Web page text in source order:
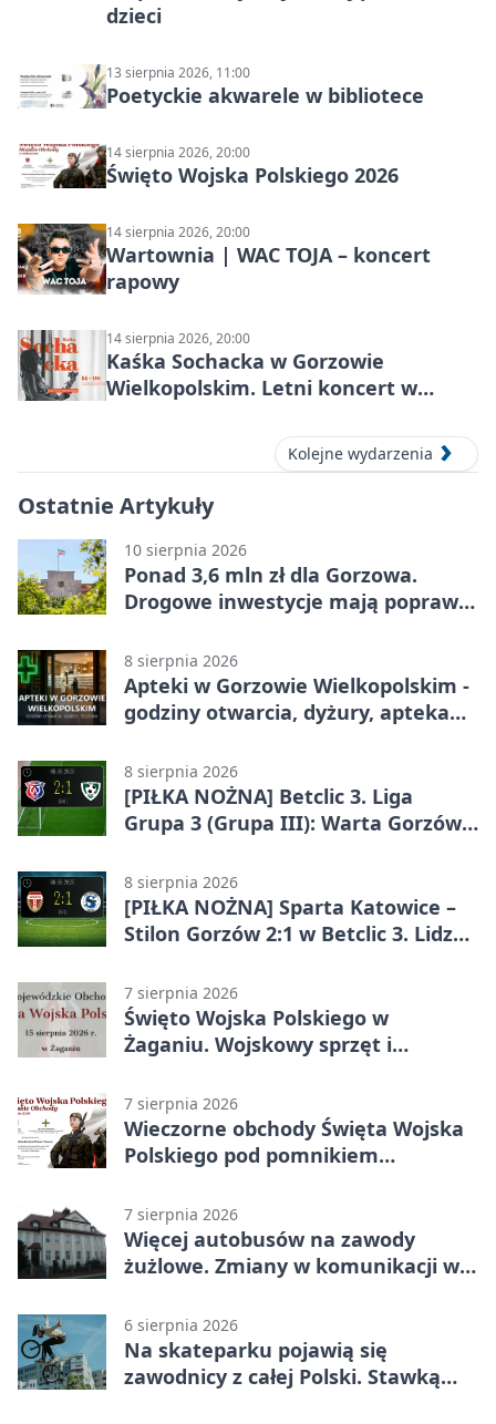
dzieci
13 sierpnia 2026, 11:00
Poetyckie akwarele w bibliotece
14 sierpnia 2026, 20:00
Święto Wojska Polskiego 2026
14 sierpnia 2026, 20:00
Wartownia | WAC TOJA – koncert
rapowy
14 sierpnia 2026, 20:00
Kaśka Sochacka w Gorzowie
Wielkopolskim. Letni koncert w
Kolejne wydarzenia
Ostatnie Artykuły
10 sierpnia 2026
Ponad 3,6 mln zł dla Gorzowa.
Drogowe inwestycje mają poprawić
8 sierpnia 2026
Apteki w Gorzowie Wielkopolskim -
godziny otwarcia, dyżury, apteka
8 sierpnia 2026
[PIŁKA NOŻNA] Betclic 3. Liga
Grupa 3 (Grupa III): Warta Gorzów
8 sierpnia 2026
[PIŁKA NOŻNA] Sparta Katowice –
Stilon Gorzów 2:1 w Betclic 3. Lidze
stracili zwycięstwo w doliczonym
czasie
7 sierpnia 2026
Święto Wojska Polskiego w
Żaganiu. Wojskowy sprzęt i
7 sierpnia 2026
Wieczorne obchody Święta Wojska
Polskiego pod pomnikiem
7 sierpnia 2026
Więcej autobusów na zawody
żużlowe. Zmiany w komunikacji w
6 sierpnia 2026
Na skateparku pojawią się
zawodnicy z całej Polski. Stawką